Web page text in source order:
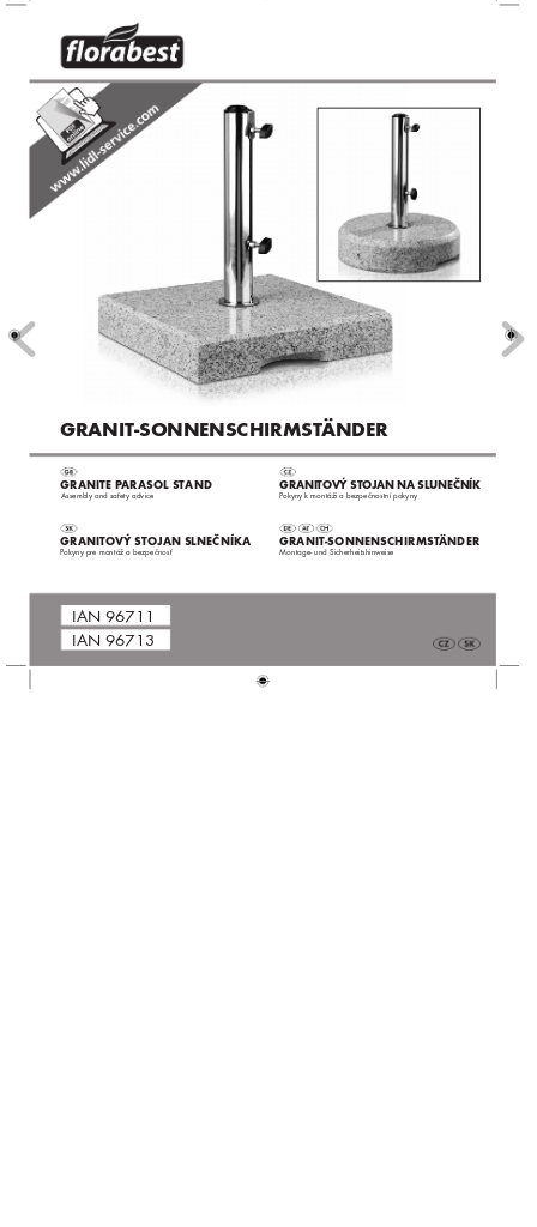
®
IAN 96711
IAN 96713
GRANIT-SONNENSCHIRMSTÄNDER
GRANIT-SONNENSCHIRMSTÄNDER
Montage- und Sicherheitshinweise
GRANITE PARASOL STAND
Assembly and safety advice
GRANITOVÝ STOJAN NA SLUNEČNÍK
Pokyny k montáži a bezpečnostní pokyny
GRANITOVÝ STOJAN SLNEČNÍKA
Pokyny pre montáž a bezpečnosť